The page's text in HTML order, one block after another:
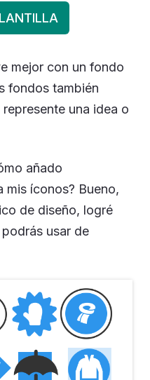
mejor con un fondo
fondos también
una idea o
añado
mis íconos? Bueno,
de diseño, logré
usar de